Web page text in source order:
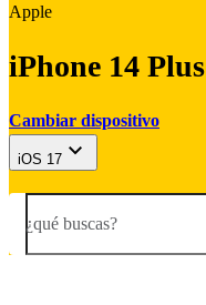
Apple
iPhone 14 Plus
Cambiar dispositivo
iOS 17
¿qué buscas?